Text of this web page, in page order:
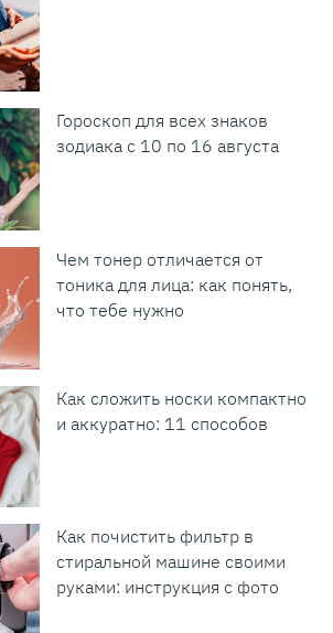
Гороскоп для всех знаков
зодиака с 10 по 16 августа
Чем тонер отличается от
тоника для лица: как понять,
что тебе нужно
Как сложить носки компактно
и аккуратно: 11 способов
Как почистить фильтр в
стиральной машине своими
руками: инструкция с фото